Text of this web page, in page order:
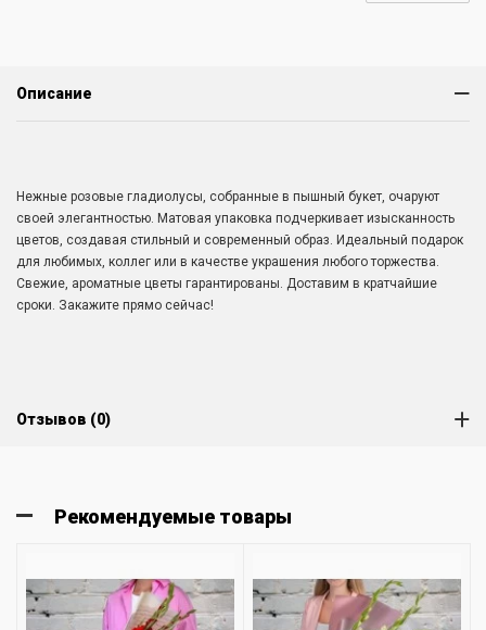
Описание
Нежные розовые гладиолусы, собранные в пышный букет, очаруют
своей элегантностью. Матовая упаковка подчеркивает изысканность
цветов, создавая стильный и современный образ. Идеальный подарок
для любимых, коллег или в качестве украшения любого торжества.
Свежие, ароматные цветы гарантированы. Доставим в кратчайшие
сроки. Закажите прямо сейчас!
Отзывов (0)
Рекомендуемые товары